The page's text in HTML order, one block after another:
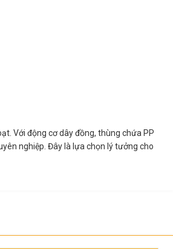
Với động cơ dây đồng, thùng chứa PP
nghiệp. Đây là lựa chọn lý tưởng cho